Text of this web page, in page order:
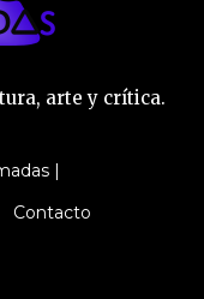
arte y crítica.
|
Contacto